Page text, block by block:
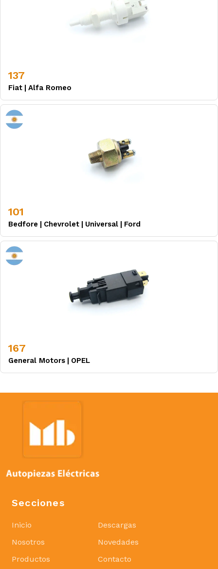
137
Fiat | Alfa Romeo
101
Bedfore | Chevrolet | Universal | Ford
167
General Motors | OPEL
Secciones
Inicio
Nosotros
Productos
Descargas
Novedades
Contacto